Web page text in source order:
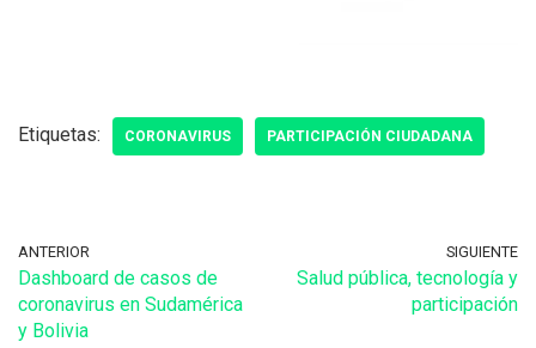
Etiquetas: CORONAVIRUS PARTICIPACIÓN CIUDADANA
ANTERIOR
Dashboard de casos de
coronavirus en Sudamérica
y Bolivia
SIGUIENTE
Salud pública, tecnología y
participación